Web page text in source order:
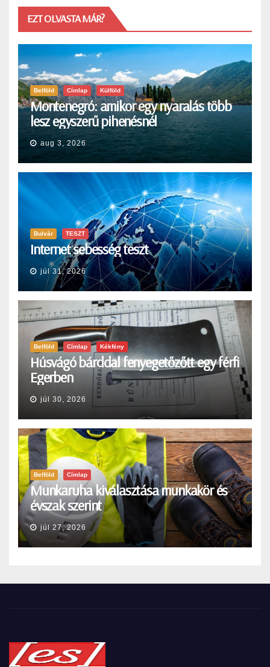
EZT OLVASTA MÁR?
Belföld Címlap Külföld
Montenegró: amikor egy nyaralás több
lesz egyszerű pihenésnél
aug 3, 2026
Bulvár TESZT
Internet sebesség teszt
júl 31, 2026
Belföld Címlap Kékfény
Húsvágó bárddal fenyegetőzőtt egy férfi
Egerben
júl 30, 2026
Belföld Címlap
Munkaruha kiválasztása munkakör és
évszak szerint
júl 27, 2026